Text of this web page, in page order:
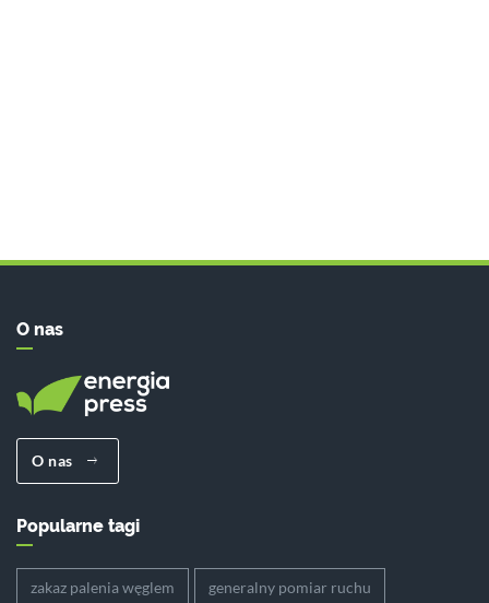
O nas
O nas
Popularne tagi
zakaz palenia węglem generalny pomiar ruchu